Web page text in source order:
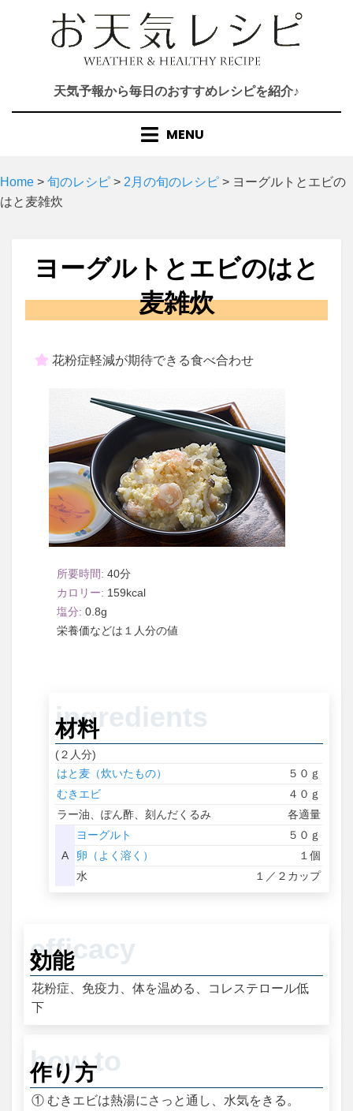
天気予報から毎日のおすすめレシピを紹介♪
MENU
Home > 旬のレシピ > 2月の旬のレシピ > ヨーグルトとエビの
はと麦雑炊
ヨーグルトとエビのはと
麦雑炊
花粉症軽減が期待できる食べ合わせ
40
159
0.8
１人分
材料
(２人分)
はと麦（炊いたもの）
５０ｇ
むきエビ
４０ｇ
ラー油、ぽん酢、刻んだくるみ
各適量
A
ヨーグルト
５０ｇ
卵（よく溶く）
１個
水
１／２カップ
効能
花粉症、免疫力、体を温める、コレステロール低
下
作り方
① むきエビは熱湯にさっと通し、水気をきる。